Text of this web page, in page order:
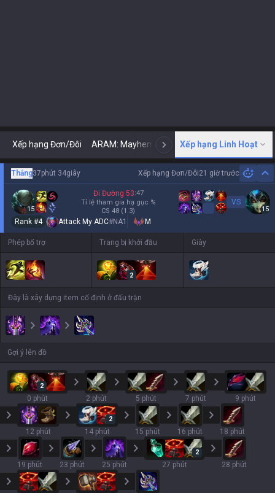
Xếp hạng Đơn/Đôi ARAM: Mayhem Cổ điển N ARENA
Xếp hạng Linh Hoạt
Xếp hạng Đơn/Đôi21 giờ trước
Thắng37phút 34giây
15
Đi Đường 53:47
Tỉ lệ tham gia hạ gục %
CS 48 (1.3)
VS
15
Rank #4 Attack My ADC#NA1 M
Phép bổ trợ Trang bị khởi đầu
2
Giày
Đây là xây dựng item cố định ở đấu trận
Gợi ý lên đồ
2
0 phút 2 phút 5 phút 7 phút 9 phút
12 phút
2
14 phút 15 phút 16 phút 18 phút
19 phút 23 phút 25 phút
2
27 phút 28 phút